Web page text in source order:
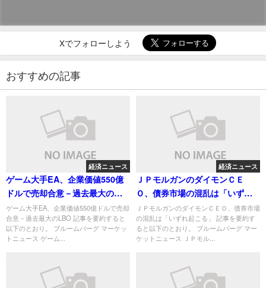
Xでフォローしよう
おすすめの記事
経済ニュース
ゲーム大手EA、企業価値550億
ドルで売却合意－過去最大の
LBO
ゲーム大手EA、企業価値550億ドルで売却
合意－過去最大のLBO 記事を要約すると
以下のとおり。 ブルームバーグ マーケッ
トニュース ゲーム...
経済ニュース
ＪＰモルガンのダイモンＣＥ
Ｏ、債券市場の混乱は「いずれ
起こる」
ＪＰモルガンのダイモンＣＥＯ、債券市場
の混乱は「いずれ起こる」 記事を要約す
ると以下のとおり。 ブルームバーグ マー
ケットニュース ＪＰモル...